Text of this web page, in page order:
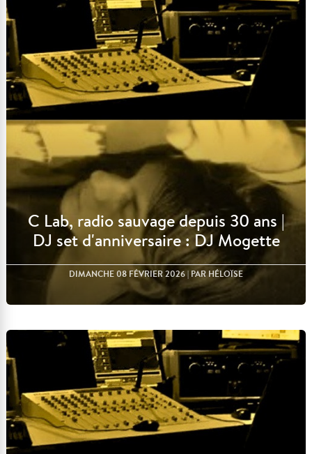
Lire l'article
C Lab, radio sauvage depuis 30 ans |
DJ set d'anniversaire : DJ Mogette
DIMANCHE 08 FÉVRIER 2026| PAR HÉLOÏSE
Lire l'article